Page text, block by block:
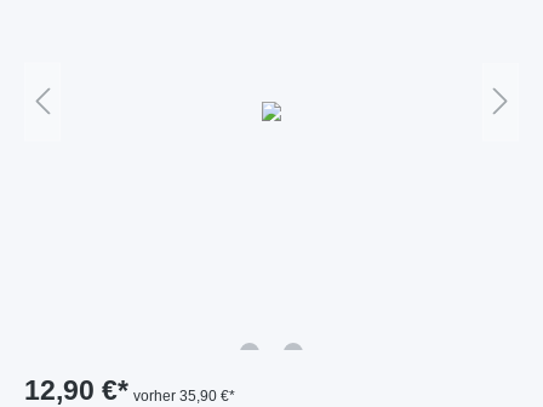
12,90 €* vorher 35,90 €*